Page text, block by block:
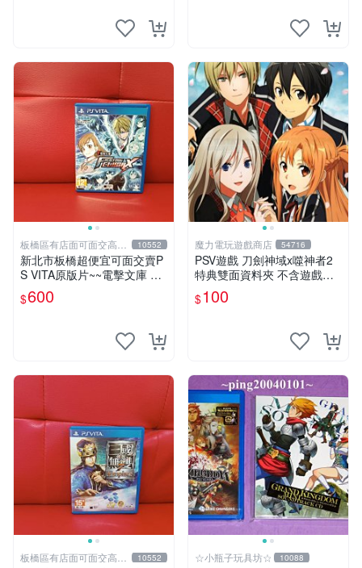
板橋區有店面可面交高價
回收電玩
10552
新北市板橋超便宜可面交賣P
S VITA原版片~~電擊文庫 FI
GHTING CLIMAX 中文版~~
實體店面可面交
$600
魔力電玩遊戲商店 54716
PSV遊戲 刀劍神域x噬神者2
特典雙面資料夾 不含遊戲光
碟【板橋魔力】
$100
板橋區有店面可面交高價 10552 ☆小瓶子玩具坊☆ 10088